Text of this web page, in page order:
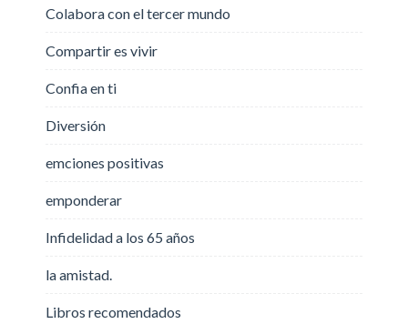
Colabora con el tercer mundo
Compartir es vivir
Confia en ti
Diversión
emciones positivas
emponderar
Infidelidad a los 65 años
la amistad.
Libros recomendados